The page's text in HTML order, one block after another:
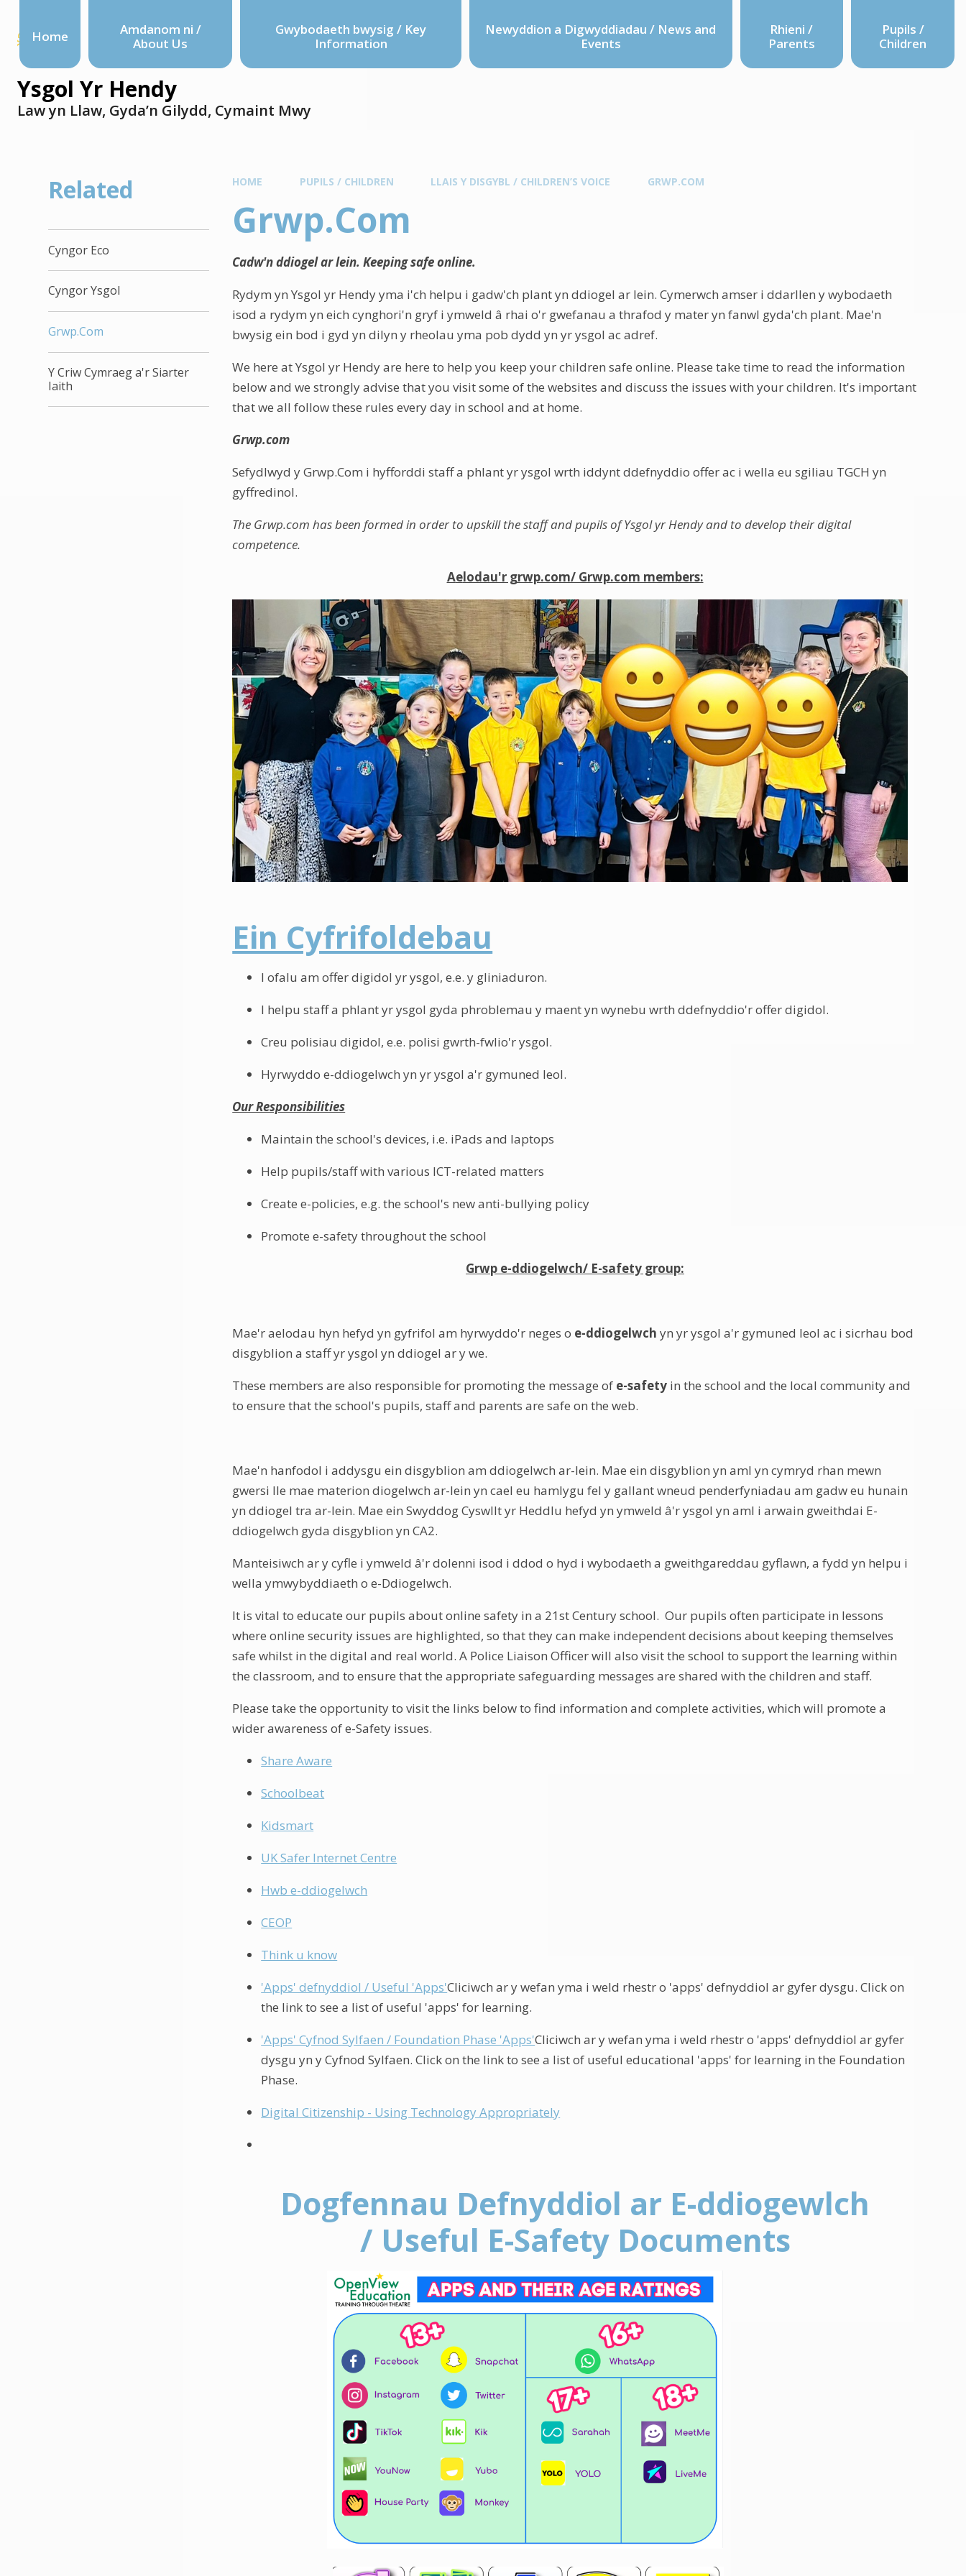
Home
Amdanom ni /
About Us
Gwybodaeth bwysig / Key
Information
Newyddion a Digwyddiadau / News and
Events
Rhieni /
Parents
Pupils /
Children
Ysgol Yr Hendy
Law yn Llaw, Gyda’n Gilydd, Cymaint Mwy
HOME PUPILS / CHILDREN LLAIS Y DISGYBL / CHILDREN’S VOICE GRWP.COM
Grwp.Com
Cadw'n ddiogel ar lein. Keeping safe online.
Rydym yn Ysgol yr Hendy yma i'ch helpu i gadw'ch plant yn ddiogel ar lein. Cymerwch amser i ddarllen y wybodaeth
isod a rydym yn eich cynghori'n gryf i ymweld â rhai o'r gwefanau a thrafod y mater yn fanwl gyda'ch plant. Mae'n
bwysig ein bod i gyd yn dilyn y rheolau yma pob dydd yn yr ysgol ac adref.
We here at Ysgol yr Hendy are here to help you keep your children safe online. Please take time to read the information
below and we strongly advise that you visit some of the websites and discuss the issues with your children. It's important
that we all follow these rules every day in school and at home.
Grwp.com
Sefydlwyd y Grwp.Com i hyfforddi staff a phlant yr ysgol wrth iddynt ddefnyddio offer ac i wella eu sgiliau TGCH yn
gyffredinol.
The Grwp.com has been formed in order to upskill the staff and pupils of Ysgol yr Hendy and to develop their digital
competence.
Aelodau'r grwp.com/ Grwp.com members:
Ein Cyfrifoldebau
I ofalu am offer digidol yr ysgol, e.e. y gliniaduron.
I helpu staff a phlant yr ysgol gyda phroblemau y maent yn wynebu wrth ddefnyddio'r offer digidol.
Creu polisiau digidol, e.e. polisi gwrth-fwlio'r ysgol.
Hyrwyddo e-ddiogelwch yn yr ysgol a'r gymuned leol.
Our Responsibilities
Maintain the school's devices, i.e. iPads and laptops
Help pupils/staff with various ICT-related matters
Create e-policies, e.g. the school's new anti-bullying policy
Promote e-safety throughout the school
Grwp e-ddiogelwch/ E-safety group:
Mae'r aelodau hyn hefyd yn gyfrifol am hyrwyddo'r neges o e-ddiogelwch yn yr ysgol a'r gymuned leol ac i sicrhau bod
disgyblion a staff yr ysgol yn ddiogel ar y we.
These members are also responsible for promoting the message of e-safety in the school and the local community and
to ensure that the school's pupils, staff and parents are safe on the web.
Mae'n hanfodol i addysgu ein disgyblion am ddiogelwch ar-lein. Mae ein disgyblion yn aml yn cymryd rhan mewn
gwersi lle mae materion diogelwch ar-lein yn cael eu hamlygu fel y gallant wneud penderfyniadau am gadw eu hunain
yn ddiogel tra ar-lein. Mae ein Swyddog Cyswllt yr Heddlu hefyd yn ymweld â'r ysgol yn aml i arwain gweithdai E-
ddiogelwch gyda disgyblion yn CA2.
Manteisiwch ar y cyfle i ymweld â'r dolenni isod i ddod o hyd i wybodaeth a gweithgareddau gyflawn, a fydd yn helpu i
wella ymwybyddiaeth o e-Ddiogelwch.
It is vital to educate our pupils about online safety in a 21st Century school. Our pupils often participate in lessons
where online security issues are highlighted, so that they can make independent decisions about keeping themselves
safe whilst in the digital and real world. A Police Liaison Officer will also visit the school to support the learning within
the classroom, and to ensure that the appropriate safeguarding messages are shared with the children and staff.
Please take the opportunity to visit the links below to find information and complete activities, which will promote a
wider awareness of e-Safety issues.
Share Aware
Schoolbeat
Kidsmart
UK Safer Internet Centre
Hwb e-ddiogelwch
CEOP
Think u know
'Apps' defnyddiol / Useful 'Apps'Cliciwch ar y wefan yma i weld rhestr o 'apps' defnyddiol ar gyfer dysgu. Click on
the link to see a list of useful 'apps' for learning.
'Apps' Cyfnod Sylfaen / Foundation Phase 'Apps'Cliciwch ar y wefan yma i weld rhestr o 'apps' defnyddiol ar gyfer
dysgu yn y Cyfnod Sylfaen. Click on the link to see a list of useful educational 'apps' for learning in the Foundation
Phase.
Digital Citizenship - Using Technology Appropriately
Dogfennau Defnyddiol ar E-ddiogewlch
/ Useful E-Safety Documents
Related
Cyngor Eco
Cyngor Ysgol
Grwp.Com
Y Criw Cymraeg a'r Siarter
Iaith